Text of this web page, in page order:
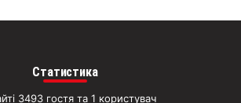
Статистика
3493 гостя та 1 користувач